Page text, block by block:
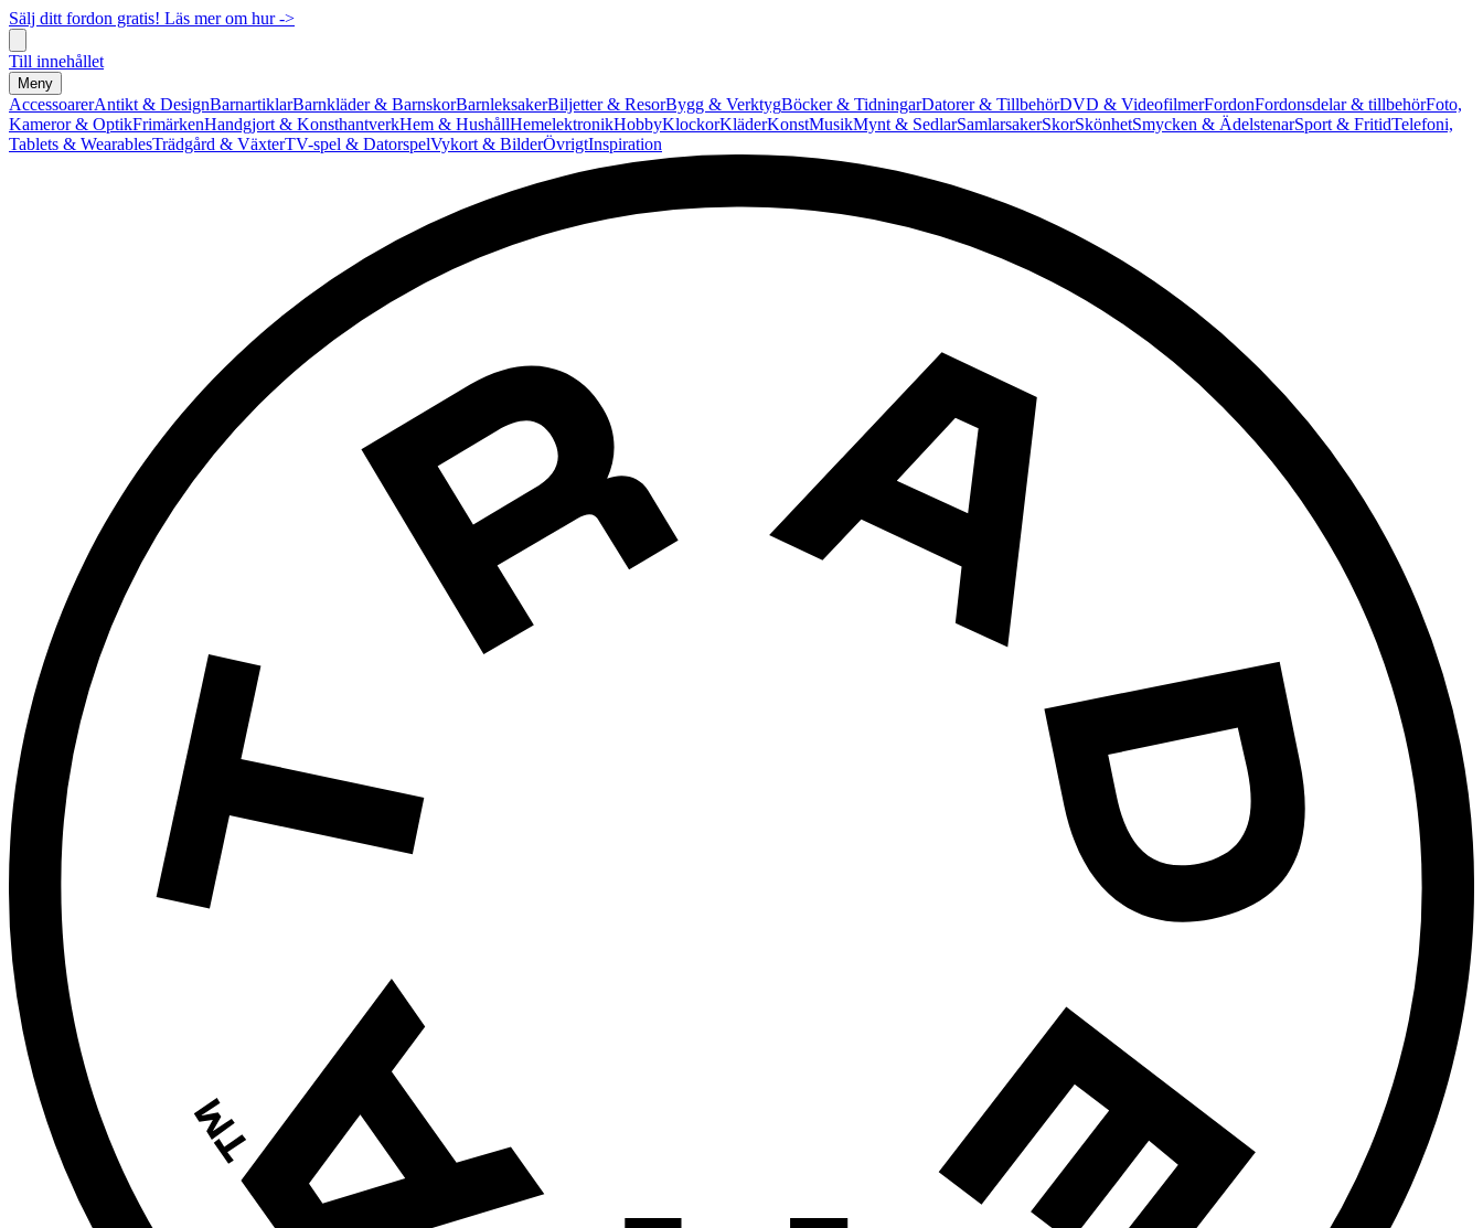
Sälj ditt fordon gratis! Läs mer om hur ->
Till innehållet
Meny
AccessoarerAntikt & DesignBarnartiklarBarnkläder & BarnskorBarnleksakerBiljetter & ResorBygg & VerktygBöcker & TidningarDatorer & TillbehörDVD & VideofilmerFordonFordonsdelar & tillbehörFoto,
Kameror & OptikFrimärkenHandgjort & KonsthantverkHem & HushållHemelektronikHobbyKlockorKläderKonstMusikMynt & SedlarSamlarsakerSkorSkönhetSmycken & ÄdelstenarSport & FritidTelefoni,
Tablets & WearablesTrädgård & VäxterTV-spel & DatorspelVykort & BilderÖvrigtInspiration